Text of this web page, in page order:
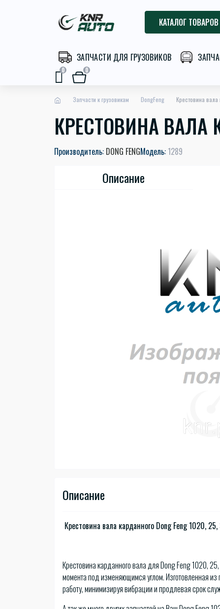
КАТАЛОГ ТОВАРОВ
ЗАПЧАСТИ ДЛЯ ГРУЗОВИКОВ
0 0
Запчасти к грузовикам DongFeng Крестовина
КРЕСТОВИНА ВАЛА
Производитель: DONG FENGМодель: 1289
Описание
Описание
Крестовина вала карданного Dong Feng 1020,
Крестовина карданного вала для Dong Feng 1020,
момента под изменяющимся углом. Изготовленная
работу, минимизируя вибрации и продлевая срок